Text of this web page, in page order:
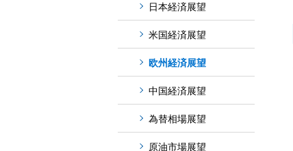
日本経済展望
米国経済展望
欧州経済展望
中国経済展望
為替相場展望
原油市場展望